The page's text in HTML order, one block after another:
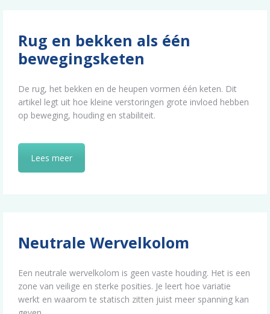
Rug en bekken als één
bewegingsketen
De rug, het bekken en de heupen vormen één keten. Dit
artikel legt uit hoe kleine verstoringen grote invloed hebben
op beweging, houding en stabiliteit.
Lees meer
Neutrale Wervelkolom
Een neutrale wervelkolom is geen vaste houding. Het is een
zone van veilige en sterke posities. Je leert hoe variatie
werkt en waarom te statisch zitten juist meer spanning kan